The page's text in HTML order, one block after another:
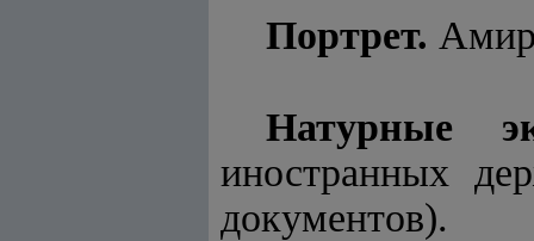
Портрет.
Натурные
иностранных
документов).